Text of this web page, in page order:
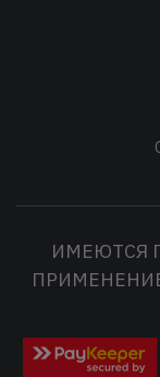
ИМЕЮТСЯ